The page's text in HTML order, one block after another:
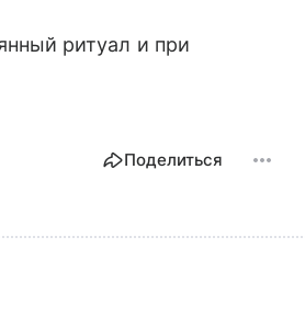
ритуал и при
Поделиться